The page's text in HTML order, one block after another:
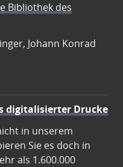
Bibliothek des
Johann Konrad
digitalisierter Drucke
in unserem
Sie es doch in
als 1.600.000